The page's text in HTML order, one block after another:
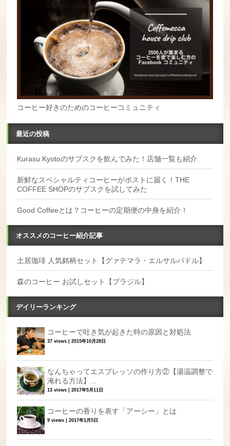
コーヒー好きのためのコーヒーコミュニティ
最近の投稿
Kurasu Kyotoのサブスクを飲んでみた！店舗一覧も紹介
新鮮なスペシャルティコーヒーがポストに届く！THE
COFFEE SHOPのサブスクを試してみた
Good Coffeeとは？コーヒーの定期便の中身を紹介！
オススメのコーヒー紹介記事
土居珈琲 人気銘柄セット【グァテマラ・エルサルバドル】
森のコーヒー お試しセット【ブラジル】
デイリーランキング
コーヒーで吐き気が起きた時の原因と対処法
37 views |2015年10月28日
なんちゃってエスプレッソの作り方②【湯温調整で
淹れる方法】...
13 views |2017年5月11日
コーヒーの香りを表す「アーシー」とは
9 views |2017年1月5日